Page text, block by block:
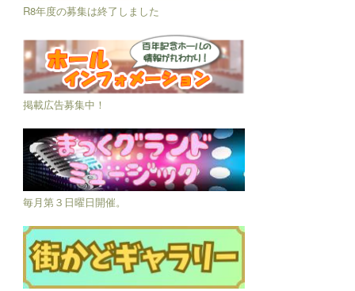
R8年度の募集は終了しました
掲載広告募集中！
毎月第３日曜日開催。